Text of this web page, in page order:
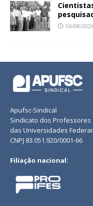
06/08/
Apufsc-Sindical
Sindicato dos Professores
das Universidades
CNPJ 83.051.920/0001-66
Filiação nacional: